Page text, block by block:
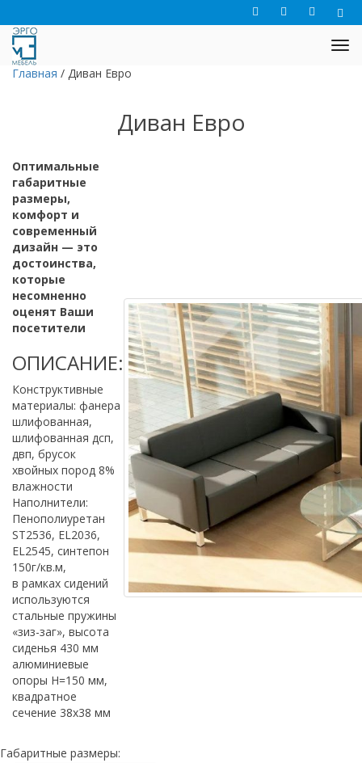
Главная / Диван Евро
Диван Евро
Оптимальные
габаритные
размеры,
комфорт и
современный
дизайн — это
достоинства,
которые
несомненно
оценят Ваши
посетители
ОПИСАНИЕ:
Конструктивные
материалы: фанера
шлифованная,
шлифованная дсп,
двп, брусок
хвойных пород 8%
влажности
Наполнители:
Пенополиуретан
ST2536, ЕL2036,
ЕL2545, синтепон
150г/кв.м,
в рамках сидений
используются
стальные пружины
«зиз-заг», высота
сиденья 430 мм
алюминиевые
опоры Н=150 мм,
квадратное
сечение 38х38 мм
Габаритные размеры: